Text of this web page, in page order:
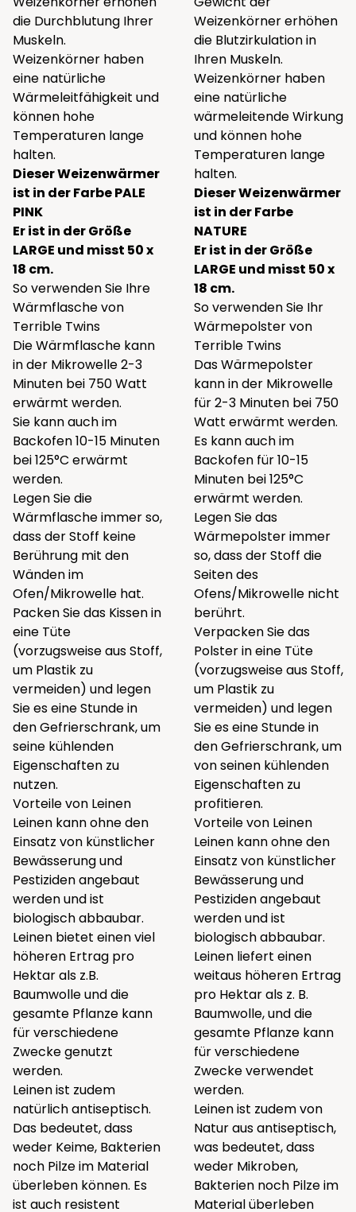
die Durchblutung Ihrer
Muskeln.
Weizenkörner haben
eine natürliche
Wärmeleitfähigkeit und
können hohe
Temperaturen lange
halten.
Dieser Weizenwärmer
ist in der Farbe PALE
PINK
Er ist in der Größe
LARGE und misst 50 x
18 cm.
So verwenden Sie Ihre
Wärmflasche von
Terrible Twins
Die Wärmflasche kann
in der Mikrowelle 2-3
Minuten bei 750 Watt
erwärmt werden.
Sie kann auch im
Backofen 10-15 Minuten
bei 125°C erwärmt
werden.
Legen Sie die
Wärmflasche immer so,
dass der Stoff keine
Berührung mit den
Wänden im
Ofen/Mikrowelle hat.
Packen Sie das Kissen in
eine Tüte
(vorzugsweise aus Stoff,
um Plastik zu
vermeiden) und legen
Sie es eine Stunde in
den Gefrierschrank, um
seine kühlenden
Eigenschaften zu
nutzen.
Vorteile von Leinen
Leinen kann ohne den
Einsatz von künstlicher
Bewässerung und
Pestiziden angebaut
werden und ist
biologisch abbaubar.
Leinen bietet einen viel
höheren Ertrag pro
Hektar als z.B.
Baumwolle und die
gesamte Pflanze kann
für verschiedene
Zwecke genutzt
werden.
Leinen ist zudem
natürlich antiseptisch.
Das bedeutet, dass
weder Keime, Bakterien
noch Pilze im Material
überleben können. Es
ist auch resistent
Weizenkörner erhöhen
die Blutzirkulation in
Ihren Muskeln.
Weizenkörner haben
eine natürliche
wärmeleitende Wirkung
und können hohe
Temperaturen lange
halten.
Dieser Weizenwärmer
ist in der Farbe
NATURE
Er ist in der Größe
LARGE und misst 50 x
18 cm.
So verwenden Sie Ihr
Wärmepolster von
Terrible Twins
Das Wärmepolster
kann in der Mikrowelle
für 2-3 Minuten bei 750
Watt erwärmt werden.
Es kann auch im
Backofen für 10-15
Minuten bei 125°C
erwärmt werden.
Legen Sie das
Wärmepolster immer
so, dass der Stoff die
Seiten des
Ofens/Mikrowelle nicht
berührt.
Verpacken Sie das
Polster in eine Tüte
(vorzugsweise aus Stoff,
um Plastik zu
vermeiden) und legen
Sie es eine Stunde in
den Gefrierschrank, um
von seinen kühlenden
Eigenschaften zu
profitieren.
Vorteile von Leinen
Leinen kann ohne den
Einsatz von künstlicher
Bewässerung und
Pestiziden angebaut
werden und ist
biologisch abbaubar.
Leinen liefert einen
weitaus höheren Ertrag
pro Hektar als z. B.
Baumwolle, und die
gesamte Pflanze kann
für verschiedene
Zwecke verwendet
werden.
Leinen ist zudem von
Natur aus antiseptisch,
was bedeutet, dass
weder Mikroben,
Bakterien noch Pilze im
Material überleben